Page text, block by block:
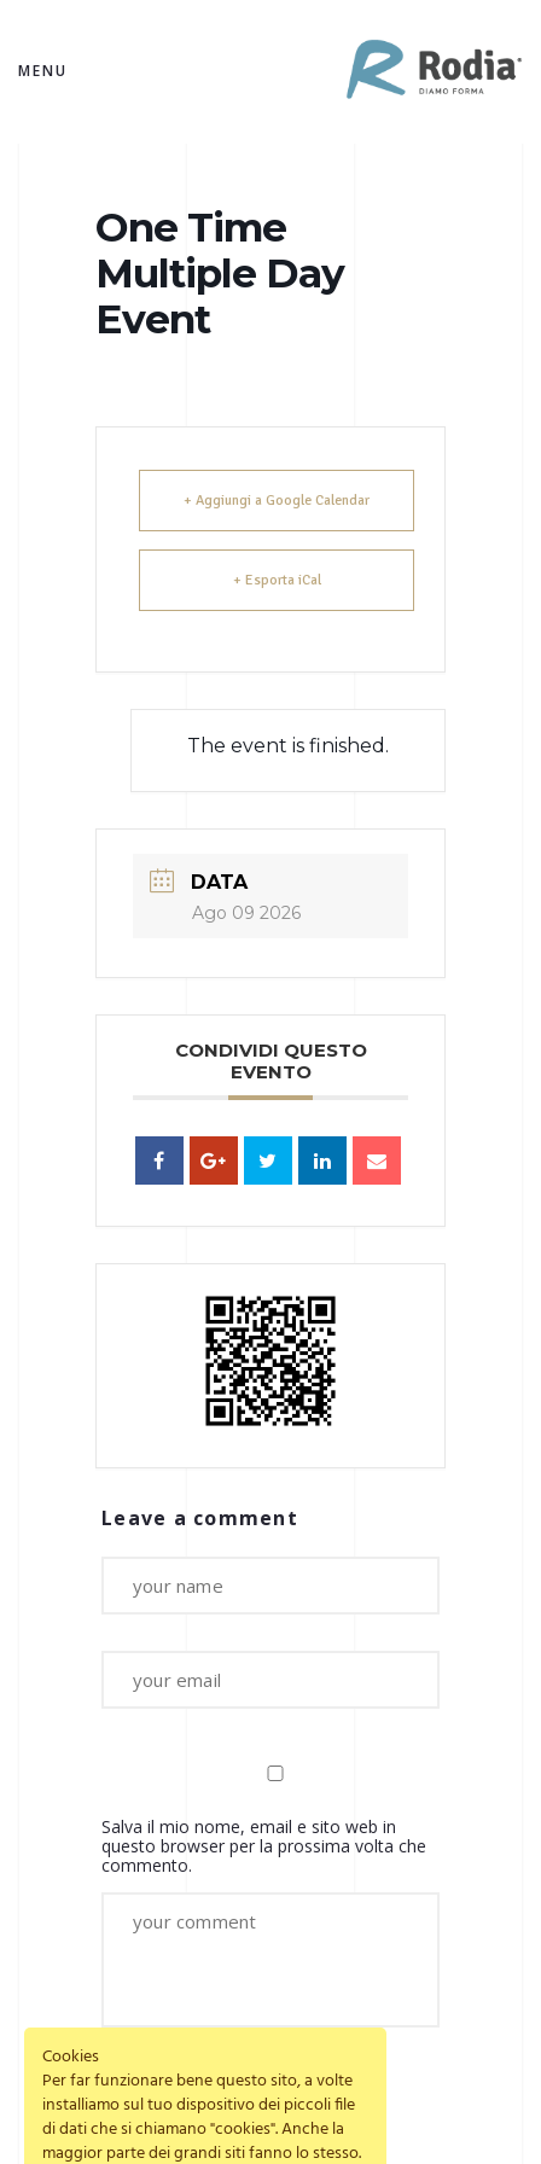
MENU
One Time
Multiple Day
Event
+ Aggiungi a Google Calendar
+ Esporta iCal
The event is finished.
DATA
Ago 09 2026
CONDIVIDI QUESTO
EVENTO
Leave a comment
Salva il mio nome, email e sito web in
questo browser per la prossima volta che
commento.
Cookies
Per far funzionare bene questo sito, a volte
installiamo sul tuo dispositivo dei piccoli file
di dati che si chiamano "cookies". Anche la
maggior parte dei grandi siti fanno lo stesso.